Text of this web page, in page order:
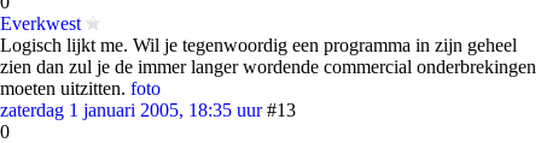
Everkwest
Logisch lijkt me. Wil je tegenwoordig een programma in zijn geheel
zien dan zul je de immer langer wordende commercial onderbrekingen
moeten uitzitten. foto
zaterdag 1 januari 2005, 18:35 uur #13
0